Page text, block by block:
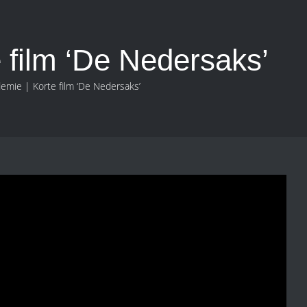
‘De Nedersaks’
| Korte film ‘De Nedersaks’